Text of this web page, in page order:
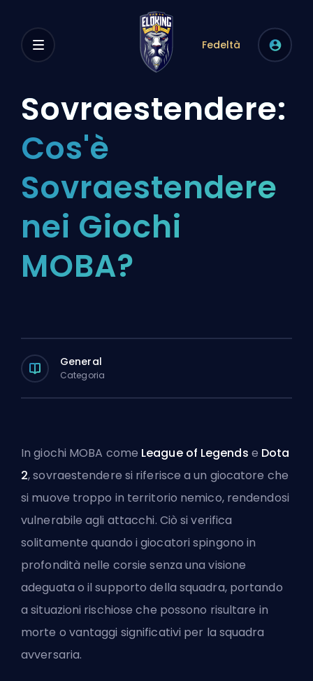
Fedeltà
Sovraestendere:
Cos'è
Sovraestendere
nei Giochi
MOBA?
General
Categoria
In giochi MOBA come League of Legends e Dota
2, sovraestendere si riferisce a un giocatore che
si muove troppo in territorio nemico, rendendosi
vulnerabile agli attacchi. Ciò si verifica
solitamente quando i giocatorispingono in
profondità nelle corsie senza una visione
adeguata o il supporto della squadra, portando
a situazioni rischiose che possono risultare in
morte o vantaggi significativi per la squadra
avversaria.